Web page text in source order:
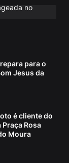
no
para o
Jesus da
é cliente do
Rosa
Moura